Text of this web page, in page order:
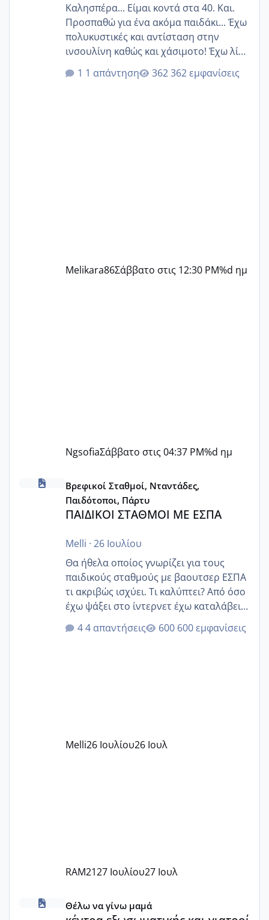
Καλησπέρα... Είμαι κοντά στα 40. Και.
Προσπαθώ για ένα ακόμα παιδάκι... Έχω
πολυκυστικές και αντίσταση στην
ινσουλίνη καθώς και χάσιμοτο! Έχω λίγα
κιλά παραπάνω και όσο κ αν προσπαθώ
δεν χάνω εύκολα! Προσπαθώ για ακόμη
1 απάντηση 362 εμφανίσεις
Melikara86Σάββατο στις 12:30 PM%d ημ
NgsofiaΣάββατο στις 04:37 PM%d ημ
ΠΑΙΔΙΚΟΙ ΣΤΑΘΜΟΙ ΜΕ ΕΣΠΑ
Βρεφικοί Σταθμοί, Νταντάδες,
Παιδότοποι, Πάρτυ
ΠΑΙΔΙΚΟΙ ΣΤΑΘΜΟΙ ΜΕ ΕΣΠΑ
Melli · 26 Ιουλίου
Θα ήθελα οποίος γνωρίζει για τους
παιδικούς σταθμούς με βαουτσερ ΕΣΠΑ
τι ακριβώς ισχύει. Τι καλύπτει? Από όσο
έχω ψάξει στο ίντερνετ έχω καταλάβει
ότι το βαουτσερ καλύπτει όλα τα
δίδακτρα και τα τροφεια του ιδιωτικού
Εγώ πήγα σε έναν ιδιωτικό παιδικό στ
4 απαντήσεις 600 εμφανίσεις
Melli26 Ιουλίου26 Ιουλ
RAM2127 Ιουλίου27 Ιουλ
κέντρα εξωσωματικής και γιατροί εμπερίες
Θέλω να γίνω μαμά